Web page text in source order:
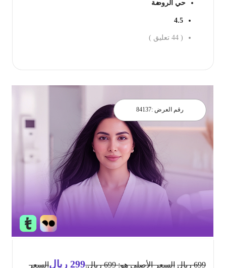
حي الروضة
4.5
44 تعليق )
رقم العرض : 84137
ريال السعر الأصلي هو: 699 ريال. 299 ريالالسعر